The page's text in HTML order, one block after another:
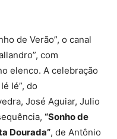
de Verão”, o canal
com
elenco. A celebração
Ié”, do
José Aguiar, Julio
“Sonho de
Dourada”, de Antônio